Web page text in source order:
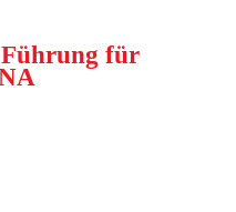
Führung für